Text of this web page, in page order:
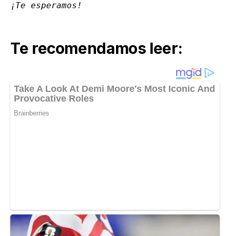
¡Te esperamos!
Te recomendamos leer: